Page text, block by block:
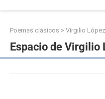
Poemas clásicos > Virgilio
Espacio de Virgilio